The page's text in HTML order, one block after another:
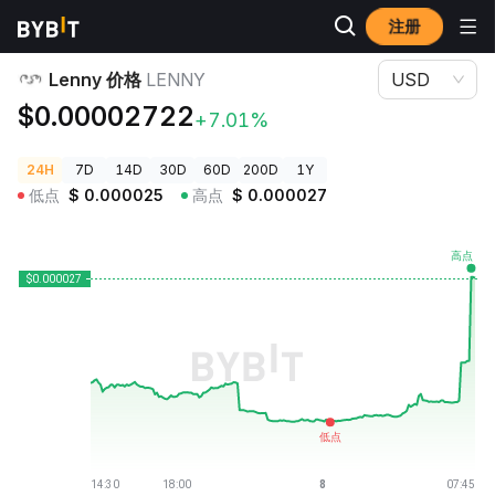
注册
加密货币价格
Lenny 价格 LENNY
$0.00002722+7.01%
USD
24H 7D 14D 30D 60D 200D 1Y
低点 $ 0.000025 高点 $ 0.000027